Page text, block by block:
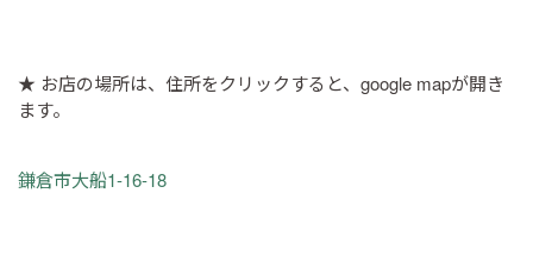
★ お店の場所は、住所をクリックすると、google mapが開き
ます。
鎌倉市大船1-16-18